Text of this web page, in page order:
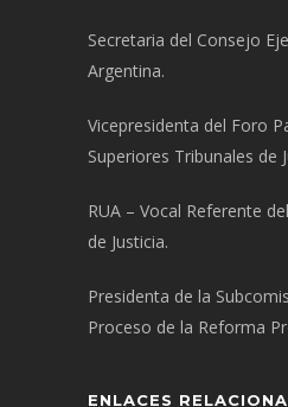
Secretaria del Consejo
Argentina.
Vicepresidenta del Foro
Superiores Tribunales de
RUA – Vocal Referente
de Justicia.
Presidenta de la
Proceso de la Reforma
ENLACES